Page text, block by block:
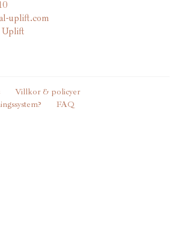
uplift.com
Villkor & policyer
FAQ